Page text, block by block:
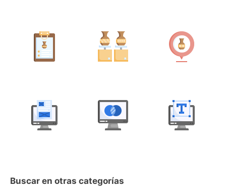
Buscar en otras categorías